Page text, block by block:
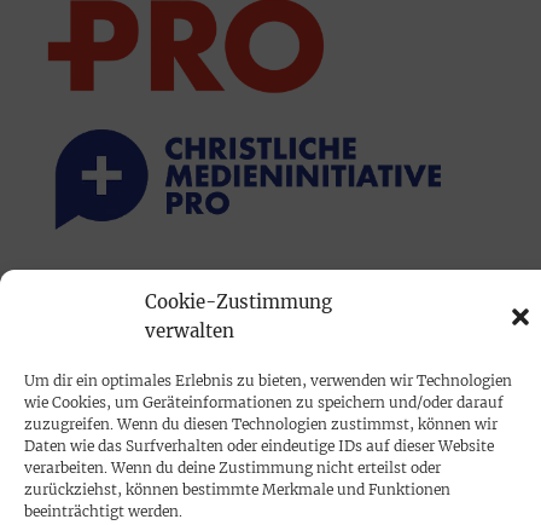
Cookie-Zustimmung
verwalten
Um dir ein optimales Erlebnis zu bieten, verwenden wir Technologien
wie Cookies, um Geräteinformationen zu speichern und/oder darauf
zuzugreifen. Wenn du diesen Technologien zustimmst, können wir
Daten wie das Surfverhalten oder eindeutige IDs auf dieser Website
verarbeiten. Wenn du deine Zustimmung nicht erteilst oder
zurückziehst, können bestimmte Merkmale und Funktionen
beeinträchtigt werden.
PRINTAUSGABE
Mediadaten
PROKOMPAKT
Impressum
SPENDEN